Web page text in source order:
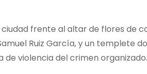
frente al altar de flores de
Ruiz García, y un templete
violencia del crimen organizado.